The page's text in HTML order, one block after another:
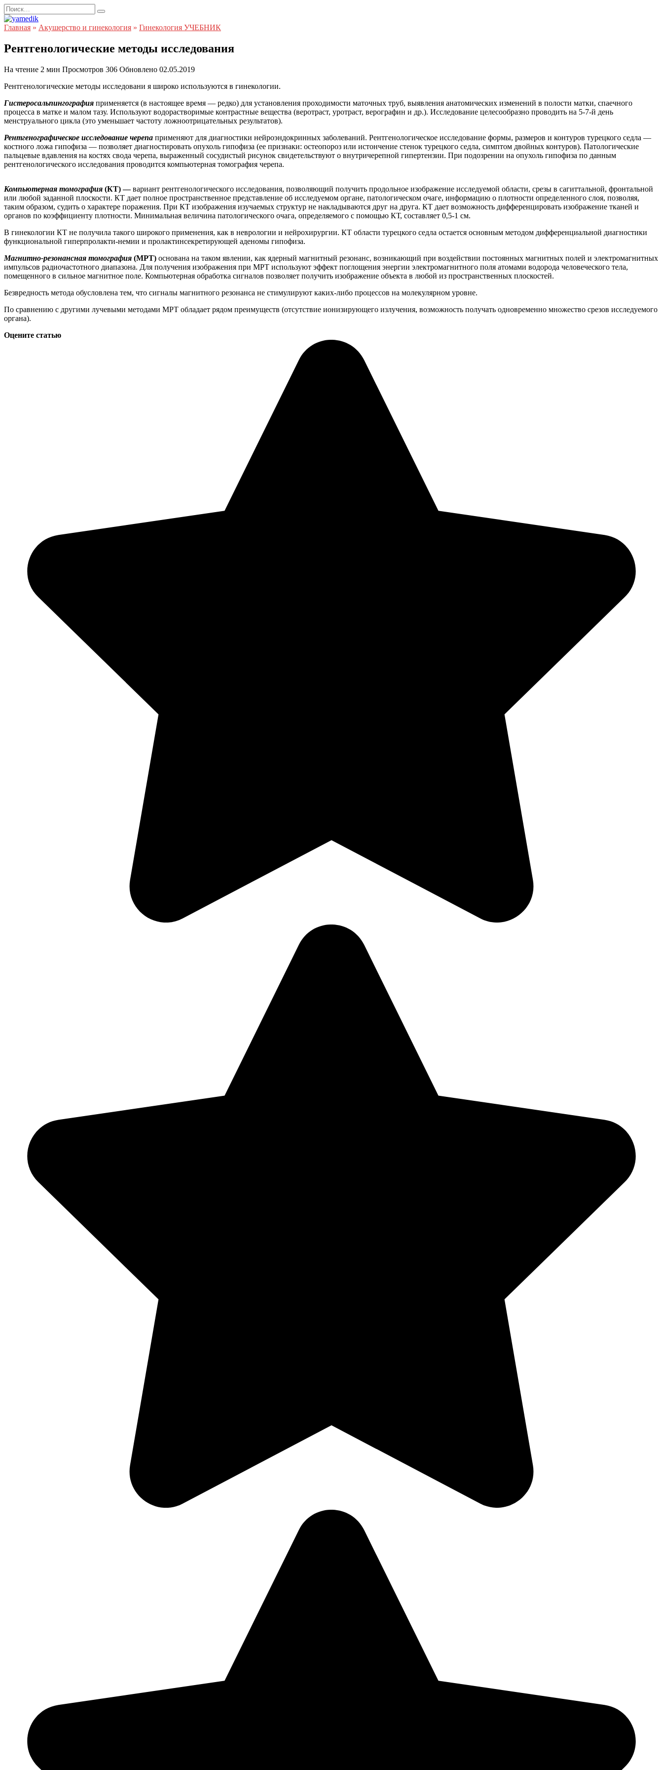
Перейти
к
содержанию
Search
for:
Главная » Акушерство и гинекология » Гинекология УЧЕБНИК
Рентгенологические методы исследования
На чтение 2 мин Просмотров 306 Обновлено 02.05.2019
Рентгенологические методы исследовани я широко используются в гинекологии.
Гистеросальпингография применяется (в настоящее время — редко) для установления проходимости маточных труб, выявления анатомических изменений в полости матки, спаечного
процесса в матке и малом тазу. Используют водорастворимые контрастные вещества (веротраст, уротраст, верографин и др.). Исследование целесообразно проводить на 5-7-й день
менструального цикла (это уменьшает частоту ложноотрицательных результатов).
Рентгенографическое исследование черепа применяют для диагностики нейроэндокринных заболеваний. Рентгенологическое исследование формы, размеров и контуров турецкого седла —
костного ложа гипофиза — позволяет диагностировать опухоль гипофиза (ее признаки: остеопороз или истончение стенок турецкого седла, симптом двойных контуров). Патологические
пальцевые вдавления на костях свода черепа, выраженный сосудистый рисунок свидетельствуют о внутричерепной гипертензии. При подозрении на опухоль гипофиза по данным
рентгенологического исследования проводится компьютерная томография черепа.
Компьютерная томография (КТ) —вариант рентгенологического исследования, позволяющий получить продольное изображение исследуемой области, срезы в сагиттальной, фронтальной
или любой заданной плоскости. КТ дает полное пространственное представление об исследуемом органе, патологическом очаге, информацию о плотности определенного слоя, позволяя,
таким образом, судить о характере поражения. При КТ изображения изучаемых структур не накладываются друг на друга. КТ дает возможность дифференцировать изображение тканей и
органов по коэффициенту плотности. Минимальная величина патологического очага, определяемого с помощью КТ, составляет 0,5-1 см.
В гинекологии КТ не получила такого широкого применения, как в неврологии и нейрохирургии. КТ области турецкого седла остается основным методом дифференциальной диагностики
функциональной гиперпролакти-немии и пролактинсекретирующей аденомы гипофиза.
Магнитно-резонансная томография (МРТ) основана на таком явлении, как ядерный магнитный резонанс, возникающий при воздействии постоянных магнитных полей и электромагнитных
импульсов радиочастотного диапазона. Для получения изображения при МРТ используют эффект поглощения энергии электромагнитного поля атомами водорода человеческого тела,
помещенного в сильное магнитное поле. Компьютерная обработка сигналов позволяет получить изображение объекта в любой из пространственных плоскостей.
Безвредность метода обусловлена тем, что сигналы магнитного резонанса не стимулируют каких-либо процессов на молекулярном уровне.
По сравнению с другими лучевыми методами МРТ обладает рядом преимуществ (отсутствие ионизирующего излучения, возможность получать одновременно множество срезов исследуемого
органа).
Оцените статью